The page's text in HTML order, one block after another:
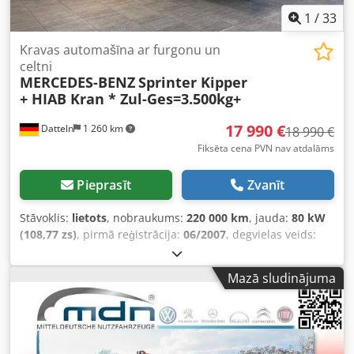
1 /33
Datteln 1 260 km
Kravas automašīna ar furgonu un
celtni
MERCEDES-BENZSprinter Kipper
+ HIAB Kran * Zul-Ges=3.500kg+
17 990 €18 990 €
Fiksēta cena PVN nav atdalāms
Pieprasīt Zvanīt
Stāvoklis: lietots, nobraukums: 220 000 km, jauda: 80 kW
(108,77 zs), pirmā reģistrācija: 06/2007, degvielas veids:
, kopējais svars:3 500 kg
pārnesuma veids:mehānisks, emisijas klase:Euro 4,
sēdvietu skaits:
6 000 mm, krautuves
garums:2 500 mm, Aprīkojums:
ABS, centrālā atslēga,
kvēpu filtrs, stāvvietas sildītājs,
Mazā sludinājuma